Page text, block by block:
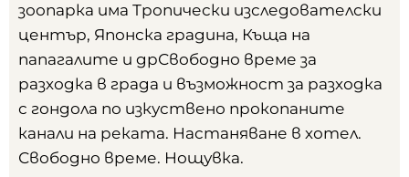
зоопарка има Тропически изследователски
център, Японска градина, Къща на
папагалите и дрСвободно време за
разходка в града и възможност за разходка
с гондола по изкуствено прокопаните
канали на реката. Настаняване в хотел.
Свободно време. Нощувка.